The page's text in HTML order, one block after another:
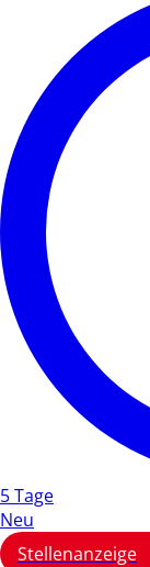
5 Tage
Neu
Stellenanzeige